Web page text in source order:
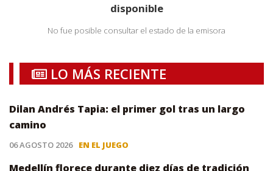
disponible
No fue posible consultar el estado de la emisora
LO MÁS RECIENTE
Dilan Andrés Tapia: el primer gol tras un largo
camino
06 AGOSTO 2026 EN EL JUEGO
Medellín florece durante diez días de tradición